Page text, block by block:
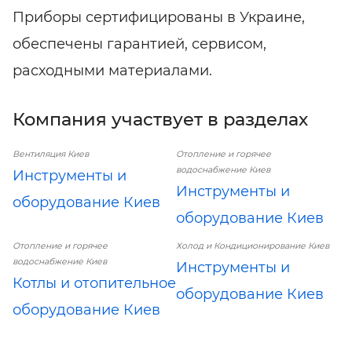
Приборы сертифицированы в Украине,
обеспечены гарантией, сервисом,
расходными материалами.
Компания участвует в разделах
Вентиляция Киев
Инструменты и
оборудование Киев
Отопление и горячее
водоснабжение Киев
Инструменты и
оборудование Киев
Отопление и горячее
водоснабжение Киев
Котлы и отопительное
оборудование Киев
Холод и Кондиционирование Киев
Инструменты и
оборудование Киев